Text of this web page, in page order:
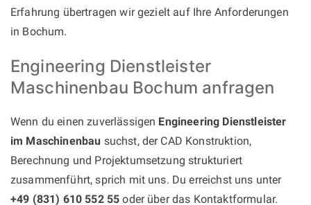
Erfahrung übertragen wir gezielt auf Ihre Anforderungen
in Bochum.
Engineering Dienstleister
Maschinenbau Bochum anfragen
Wenn du einen zuverlässigen Engineering Dienstleister
im Maschinenbau suchst, der CAD Konstruktion,
Berechnung und Projektumsetzung strukturiert
zusammenführt, sprich mit uns. Du erreichst uns unter
+49 (831) 610 552 55 oder über das Kontaktformular.